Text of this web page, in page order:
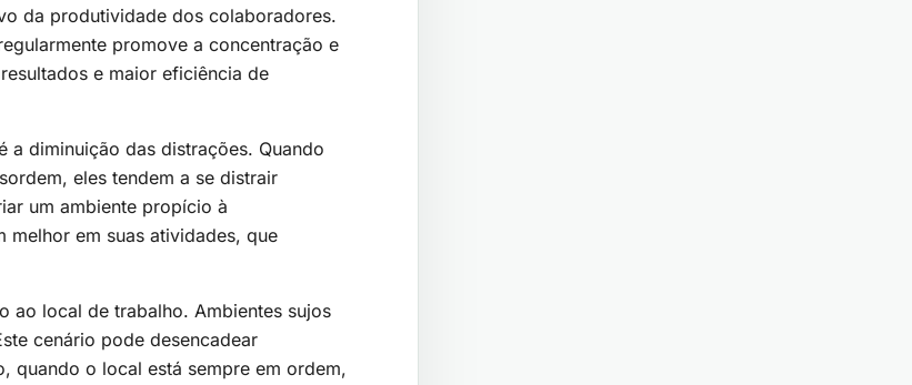
da produtividade dos colaboradores.
promove a concentração e
e maior eficiência de
diminuição das distrações. Quando
eles tendem a se distrair
um ambiente propício à
em suas atividades, que
ao local de trabalho. Ambientes sujos
cenário pode desencadear
quando o local está sempre em ordem,